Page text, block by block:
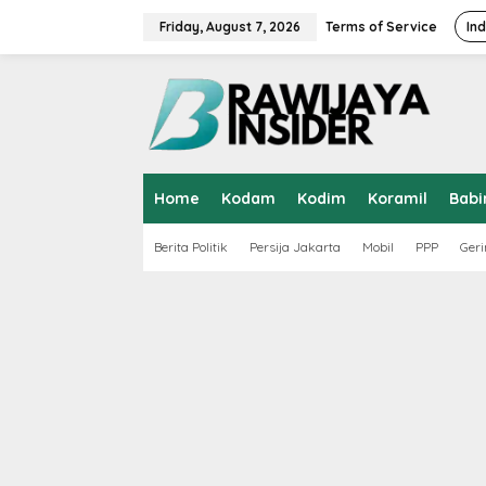
Friday, August 7, 2026 Terms of Service
Home Kodam Kodim Koramil
Berita Politik Persija Jakarta Mobil PPP